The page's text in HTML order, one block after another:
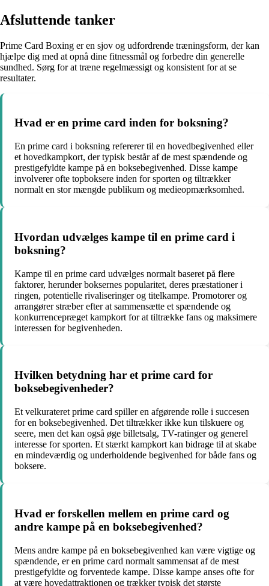
Afsluttende tanker
Prime Card Boxing er en sjov og udfordrende træningsform, der kan
hjælpe dig med at opnå dine fitnessmål og forbedre din generelle
sundhed. Sørg for at træne regelmæssigt og konsistent for at se
resultater.
Hvad er en prime card inden for boksning?
En prime card i boksning refererer til en hovedbegivenhed eller
et hovedkampkort, der typisk består af de mest spændende og
prestigefyldte kampe på en boksebegivenhed. Disse kampe
involverer ofte topboksere inden for sporten og tiltrækker
normalt en stor mængde publikum og medieopmærksomhed.
Hvordan udvælges kampe til en prime card i
boksning?
Kampe til en prime card udvælges normalt baseret på flere
faktorer, herunder boksernes popularitet, deres præstationer i
ringen, potentielle rivaliseringer og titelkampe. Promotorer og
arrangører stræber efter at sammensætte et spændende og
konkurrencepræget kampkort for at tiltrække fans og maksimere
interessen for begivenheden.
Hvilken betydning har et prime card for
boksebegivenheder?
Et velkurateret prime card spiller en afgørende rolle i succesen
for en boksebegivenhed. Det tiltrækker ikke kun tilskuere og
seere, men det kan også øge billetsalg, TV-ratinger og generel
interesse for sporten. Et stærkt kampkort kan bidrage til at skabe
en mindeværdig og underholdende begivenhed for både fans og
boksere.
Hvad er forskellen mellem en prime card og
andre kampe på en boksebegivenhed?
Mens andre kampe på en boksebegivenhed kan være vigtige og
spændende, er en prime card normalt sammensat af de mest
prestigefyldte og forventede kampe. Disse kampe anses ofte for
at være hovedattraktionen og trækker typisk det største